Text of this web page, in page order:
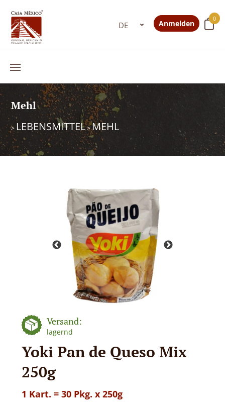
0
Anmelden
Mehl
> LEBENSMITTEL>MEHL
Versand:
lagernd
Yoki Pan de Queso Mix
250g
1 Kart. = 30 Pkg. x 250g